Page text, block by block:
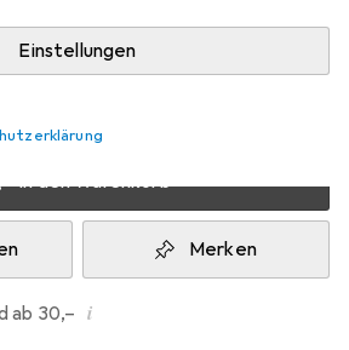
Einstellungen
wenn schneller verfügbar
In den Warenkorb
Merken
ab 30,– i